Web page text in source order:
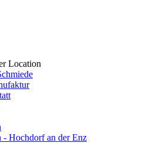
Location
- Hochdorf an der Enz